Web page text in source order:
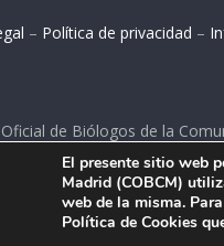
– Política de privacidad –
de Biólogos de la
Engracia 108, 2º int.izq.
El presente sitio web
Madrid (COBCM)
web de la misma.
Política de Cookies